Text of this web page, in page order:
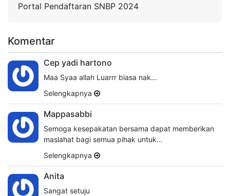
Portal Pendaftaran SNBP 2024
Komentar
Cep yadi hartono
Maa Syaa allah Luarrr biasa nak...
Selengkapnya
Mappasabbi
Semoga kesepakatan bersama dapat memberikan
maslahat bagi semua pihak untuk…
Selengkapnya
Anita
Sangat setuju